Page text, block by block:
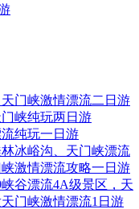
门峡激情漂流二日游
峡纯玩两日游
纯玩一日游
冰峪沟、天门峡漂流
激情漂流攻略一日游
峡谷漂流4A级景区，天
门峡激情漂流1日游